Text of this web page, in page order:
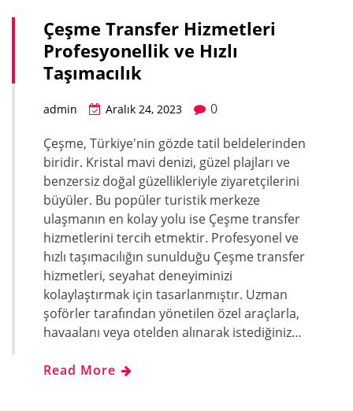
Çeşme Transfer Hizmetleri
Profesyonellik ve Hızlı
Taşımacılık
admin Aralık 24, 2023
0
Çeşme, Türkiye'nin gözde tatil beldelerinden
biridir. Kristal mavi denizi, güzel plajları ve
benzersiz doğal güzellikleriyle ziyaretçilerini
büyüler. Bu popüler turistik merkeze
ulaşmanın en kolay yolu ise Çeşme transfer
hizmetlerini tercih etmektir. Profesyonel ve
hızlı taşımacılığın sunulduğu Çeşme transfer
hizmetleri, seyahat deneyiminizi
kolaylaştırmak için tasarlanmıştır. Uzman
şoförler tarafından yönetilen özel araçlarla,
havaalanı veya otelden alınarak istediğiniz…
Read More